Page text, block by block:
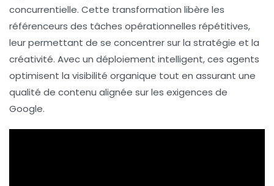
concurrentielle. Cette transformation libère les
référenceurs des tâches opérationnelles répétitives,
leur permettant de se concentrer sur la stratégie et la
créativité. Avec un déploiement intelligent, ces agents
optimisent la visibilité organique tout en assurant une
qualité de contenu alignée sur les exigences de
Google.